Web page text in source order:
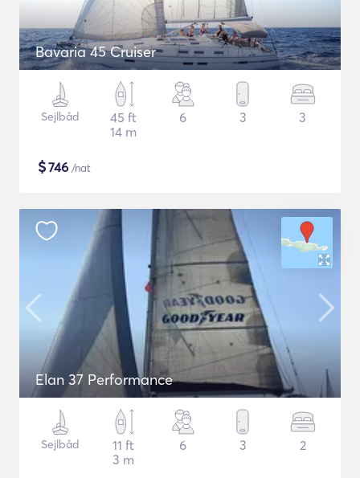
Bavaria 45 Cruiser
Sejlbåd
45 ft
14 m
6 3 3
$746 /nat
Elan 37 Performance
Sejlbåd
11 ft
3 m
6 3 2